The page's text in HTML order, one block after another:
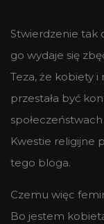
Stwierdzenie tak
go wydaje się
Teza, że kobiety i
przestała być
Kwestie religijne
tego bloga.
Czemu więc
Bo jestem